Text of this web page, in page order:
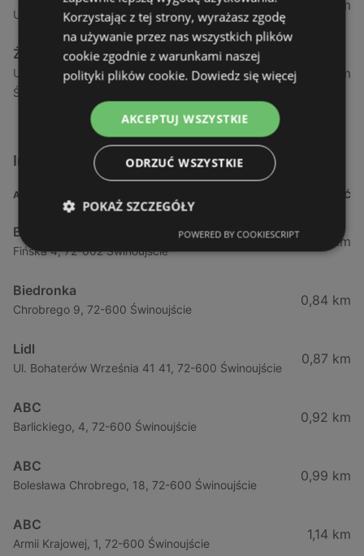
Ul. Armii Krajowej 12 / 1a, 72-600 Świnoujście
1,04 km
Żabka
Ul. Wybrzeże Wł. Iv 26/27 Lok. Lu, 72-600
Świnoujście
1,05 km
Inne sklepy Supermarkety w pobliżu
ADRES ODLEGŁOŚĆ
Biedronka
Fińska 4, 72-602 Świnoujście
0,23 km
Biedronka
Chrobrego 9, 72-600 Świnoujście
0,84 km
Lidl
Ul. Bohaterów Września 41 41, 72-600 Świnoujście
0,87 km
ABC
Barlickiego, 4, 72-600 Świnoujście
0,92 km
ABC
Bolesława Chrobrego, 18, 72-600 Świnoujście
0,99 km
ABC
Armii Krajowej, 1, 72-600 Świnoujście
1,14 km
Korzystając z tej strony, wyrażasz zgodę
na używanie przez nas wszystkich plików
cookie zgodnie z warunkami naszej
polityki plików cookie. Dowiedz się więcej
AKCEPTUJ WSZYSTKIE
ODRZUĆ WSZYSTKIE
POKAŻ SZCZEGÓŁY
POWERED BY COOKIESCRIPT